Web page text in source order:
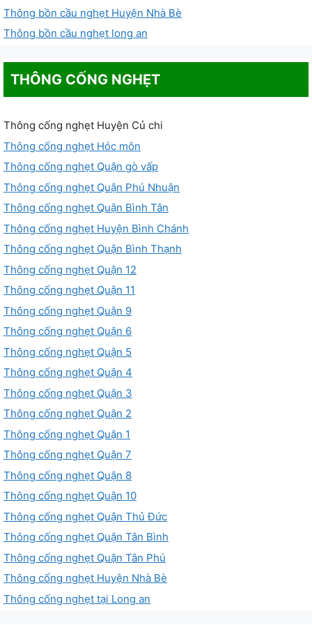
Thông bồn cầu nghẹt Huyện Nhà Bè
Thông bồn cầu nghẹt long an
THÔNG CỐNG NGHẸT
Thông cống nghẹt Huyện Củ chi
Thông cống nghẹt Hóc môn
Thông cống nghẹt Quận gò vấp
Thông cống nghẹt Quận Phú Nhuận
Thông cống nghẹt Quận Bình Tân
Thông cống nghẹt Huyện Bình Chánh
Thông cống nghẹt Quận Bình Thạnh
Thông cống nghẹt Quận 12
Thông cống nghẹt Quận 11
Thông cống nghẹt Quận 9
Thông cống nghẹt Quận 6
Thông cống nghẹt Quận 5
Thông cống nghẹt Quận 4
Thông cống nghẹt Quận 3
Thông cống nghẹt Quận 2
Thông cống nghẹt Quận 1
Thông cống nghẹt Quận 7
Thông cống nghẹt Quận 8
Thông cống nghẹt Quận 10
Thông cống nghẹt Quận Thủ Đức
Thông cống nghẹt Quận Tân Bình
Thông cống nghẹt Quận Tân Phú
Thông cống nghẹt Huyện Nhà Bè
Thông cống nghẹt tại Long an